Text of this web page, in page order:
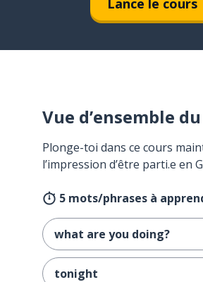
Vue d’ensemble
Plonge-toi dans ce cours
l’impression d’être parti.e en
5 mots/phrases à
what are you doing?
tonight